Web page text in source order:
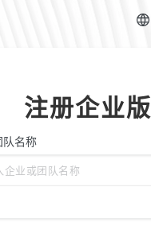
注册企业版
队名称